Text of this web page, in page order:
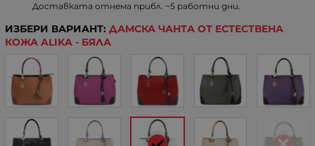
Доставката отнема прибл. ~5 работни дни.
ИЗБЕРИ ВАРИАНТ: ДАМСКА ЧАНТА ОТ ЕСТЕСТВЕНА
КОЖА ALIKA - БЯЛА